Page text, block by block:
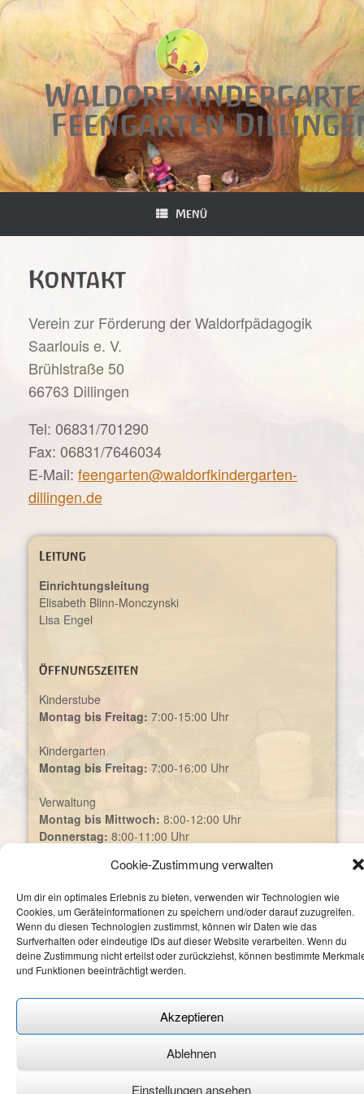
Cookie-Zustimmung verwalten
Um dir ein optimales Erlebnis zu bieten, verwenden wir Technologien wie
Cookies, um Geräteinformationen zu speichern und/oder darauf zuzugreifen.
Wenn du diesen Technologien zustimmst, können wir Daten wie das
Surfverhalten oder eindeutige IDs auf dieser Website verarbeiten. Wenn du
deine Zustimmung nicht erteilst oder zurückziehst, können bestimmte
und Funktionen beeinträchtigt werden.
Akzeptieren
Ablehnen
Einstellungen ansehen
Zum
Inhalt
springen
Feengarten
Menü
Kontakt
Verein zur Förderung der Waldorfpädagogik
Saarlouis e. V.
Brühlstraße 50
66763 Dillingen
Tel: 06831/701290
Fax: 06831/7646034
E-Mail: feengarten@waldorfkindergarten-
dillingen.de
Leitung
Einrichtungsleitung
Elisabeth Blinn-Monczynski
Lisa Engel
Öffnungszeiten
Kinderstube
Montag bis Freitag: 7:00-15:00 Uhr
Kindergarten
Montag bis Freitag: 7:00-16:00 Uhr
Verwaltung
Montag bis Mittwoch: 8:00-12:00 Uhr
Donnerstag: 8:00-11:00 Uhr
Ansprechpartnerin:Sandra Zenner
E-Mail: feengarten@waldorfkindergarten-dillingen.de
Cookie-Richtlinie—Datenschutzerklärung—Impressum